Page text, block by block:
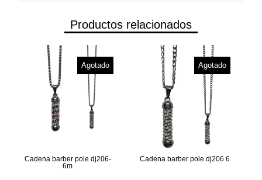
Productos relacionados
Agotado
Cadena barber pole dj206-
6m
Agotado
Cadena barber pole dj206 6